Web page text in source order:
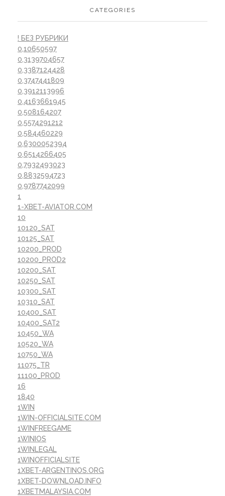
CATEGORIES
! БЕЗ РУБРИКИ
0,10650597
0,3139704657
0,3387124428
0,3747441809
0,3912113996
0,4163661945
0,508164207
0,5574291212
0,584460229
0,6300052394
0,6514266405
0,7932493023
0,8832594723
0,9787742099
1
1-XBET-AVIATOR.COM
10
10120_SAT
10125_SAT
10200_PROD
10200_PROD2
10200_SAT
10250_SAT
10300_SAT
10310_SAT
10400_SAT
10400_SAT2
10450_WA
10520_WA
10750_WA
11075_TR
11100_PROD
16
1840
1WIN
1WIN-OFFICIALSITE.COM
1WINFREEGAME
1WINIOS
1WINLEGAL
1WINOFFICIALSITE
1XBET-ARGENTINOS.ORG
1XBET-DOWNLOAD.INFO
1XBETMALAYSIA.COM